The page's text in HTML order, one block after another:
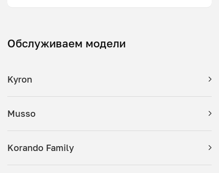
Обслуживаем модели
Kyron
Musso
Korando Family